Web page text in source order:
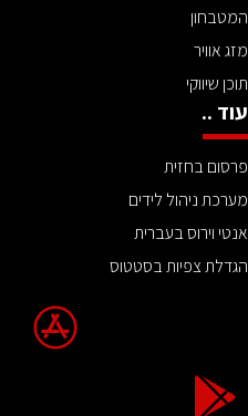
המטבחון
מזג אוויר
תוכן שיווקי
עוד ..
פרסום בחזית
מערכת ניהול לידים
אנטי וירוס בעברית
הגדלת צפיות בסטטוס